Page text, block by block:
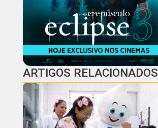
ARTIGOS RELACIONADOS